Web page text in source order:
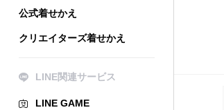
公式着せかえ
クリエイターズ着せかえ
LINE関連サービス
LINE GAME